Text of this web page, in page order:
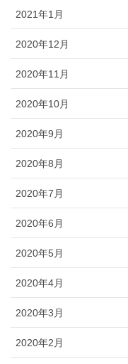
2021年1月
2020年12月
2020年11月
2020年10月
2020年9月
2020年8月
2020年7月
2020年6月
2020年5月
2020年4月
2020年3月
2020年2月